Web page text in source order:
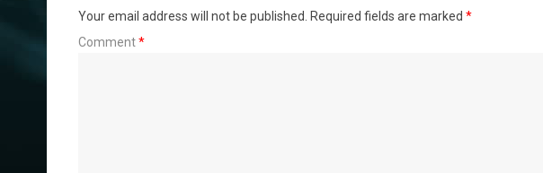
Your email address will not be published. Required fields are marked *
Comment*